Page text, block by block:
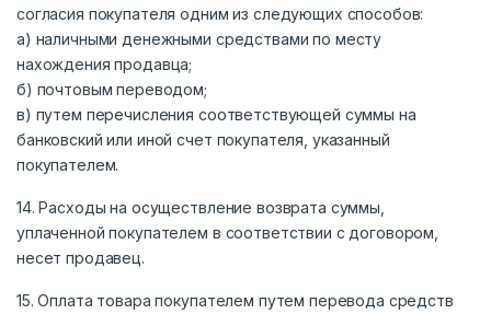
согласия покупателя одним из следующих способов:
а) наличными денежными средствами по месту
нахождения продавца;
б) почтовым переводом;
в) путем перечисления соответствующей суммы на
банковский или иной счет покупателя, указанный
покупателем.
14. Расходы на осуществление возврата суммы,
уплаченной покупателем в соответствии с договором,
несет продавец.
15. Оплата товара покупателем путем перевода средств